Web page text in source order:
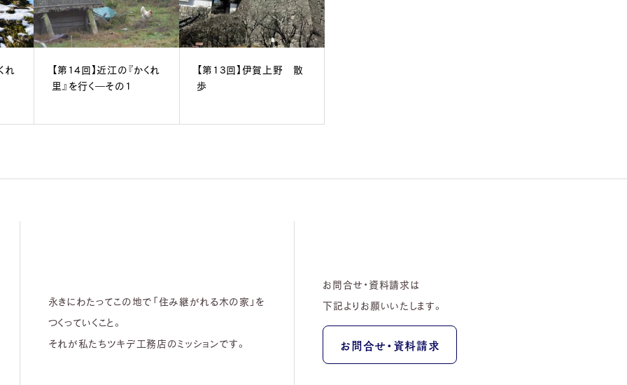
れ
【第14回】近江の『かくれ
里』を行く―その1
【第13回】伊賀上野 散
歩
永きにわたってこの地で「住み継がれる木の家」を
つくっていくこと。
それが私たちツキデ工務店のミッションです。
お問合せ・資料請求は
下記よりお願いいたします。
お問合せ・資料請求